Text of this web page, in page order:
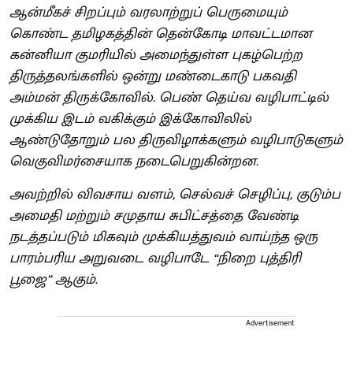
ஆன்மீகச் சிறப்பும் வரலாற்றுப் பெருமையும்
கொண்ட தமிழகத்தின் தென்கோடி மாவட்டமான
கன்னியா குமரியில் அமைந்துள்ள புகழ்பெற்ற
திருத்தலங்களில் ஒன்று மண்டைகாடு பகவதி
அம்மன் திருக்கோவில். பெண் தெய்வ வழிபாட்டில்
முக்கிய இடம் வகிக்கும் இக்கோவிலில்
ஆண்டுதோறும் பல திருவிழாக்களும் வழிபாடுகளும்
வெகுவிமர்சையாக நடைபெறுகின்றன.
அவற்றில் விவசாய வளம், செல்வச் செழிப்பு, குடும்ப
அமைதி மற்றும் சமுதாய சுபிட்சத்தை வேண்டி
நடத்தப்படும் மிகவும் முக்கியத்துவம் வாய்ந்த ஒரு
பாரம்பரிய அறுவடை வழிபாடே “நிறை புத்திரி
பூஜை” ஆகும்.
Advertisement